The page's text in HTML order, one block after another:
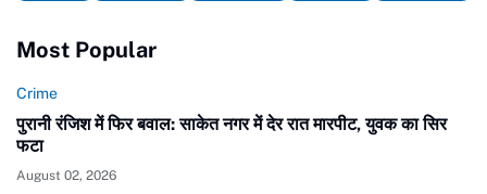
Most Popular
Crime
पुरानी रंजिश में फिर बवाल: साकेत नगर में देर रात मारपीट, युवक का सिर
फटा
August 02, 2026